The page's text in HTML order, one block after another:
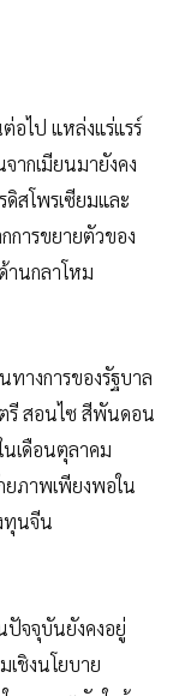
อไป แหล่งแร่แรร์
กเมียนมายังคง
ดิสโพรเซียมและ
การขยายตัวของ
านกลาโหม
างการของรัฐบาล
รี สอนไซ สีพันดอน
นเดือนตุลาคม
ยภาพเพียงพอใน
ทุนจีน
นปัจจุบันยังคงอยู่
ชิงนโยบาย